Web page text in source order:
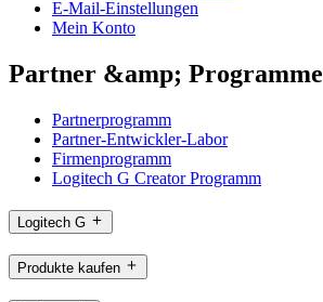
E-Mail-Einstellungen
Mein Konto
Partner &amp; Programme
Partnerprogramm
Partner-Entwickler-Labor
Firmenprogramm
Logitech G Creator Programm
Logitech G
Produkte kaufen